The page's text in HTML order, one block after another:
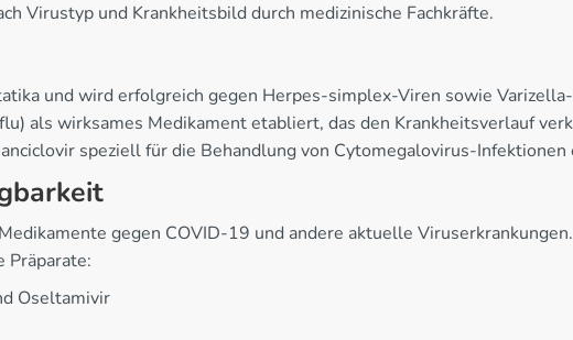
Virustyp und Krankheitsbild durch medizinische Fachkräfte.
und wird erfolgreich gegen Herpes-simplex-Viren sowie
als wirksames Medikament etabliert, das den Krankheitsverlauf
speziell für die Behandlung von Cytomegalovirus-
gegen COVID-19 und andere aktuelle
Präparate:
Oseltamivir